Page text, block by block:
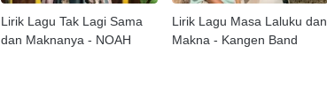
Lirik Lagu Tak Lagi Sama
dan Maknanya - NOAH
Lirik Lagu Masa Laluku dan
Makna - Kangen Band